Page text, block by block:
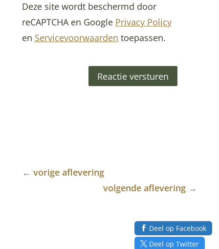
Deze site wordt beschermd door
reCAPTCHA en Google Privacy Policy
en Servicevoorwaarden toepassen.
Reactie versturen
← vorige aflevering
volgende aflevering →
Deel op Facebook
Deel op Twitter